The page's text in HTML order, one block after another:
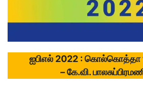
ஐபிஎல் 2022 :
– கே.வி.